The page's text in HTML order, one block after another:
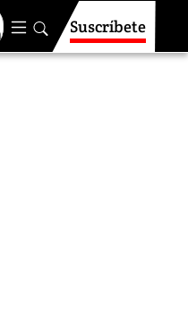
Suscríbete